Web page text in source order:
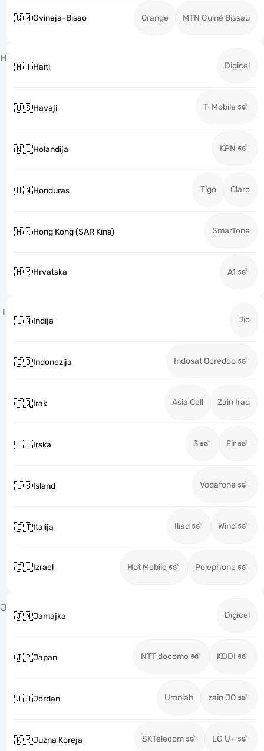
🇬🇼Gvineja-Bisao Orange MTN Guiné Bissau
H
🇭🇹Haiti Digicel
🇺🇸Havaji T-Mobile
🇳🇱Holandija KPN
🇭🇳Honduras Tigo Claro
🇭🇰Hong Kong (SAR Kina) SmarTone
🇭🇷Hrvatska A1
I
🇮🇳Indija Jio
🇮🇩Indonezija Indosat Ooredoo
🇮🇶Irak Asia Cell Zain Iraq
🇮🇪Irska 3 Eir
🇮🇸Island Vodafone
🇮🇹Italija Iliad Wind
🇮🇱Izrael Hot Mobile Pelephone
J
🇯🇲Jamajka Digicel
🇯🇵Japan NTT docomo KDDI
🇯🇴Jordan Umniah zain JO
🇰🇷Južna Koreja SKTelecom LG U+